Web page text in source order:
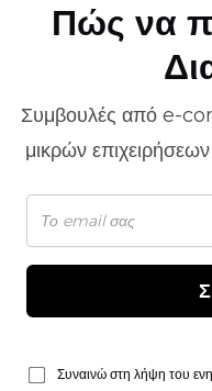
Πώς να
Συμβουλές από e-
μικρών επιχειρήσεων
Συναινώ στη λήψη του